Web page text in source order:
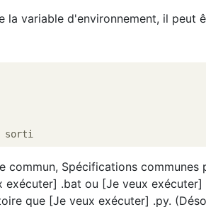
la variable d'environnement, il peut
commun, Spécifications communes
exécuter] .bat ou [Je veux exécuter]
que [Je veux exécuter] .py.